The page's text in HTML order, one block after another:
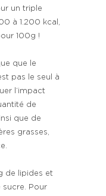
un triple
à 1.200 kcal,
100g !
que le
pas le seul à
l’impact
de
que de
grasses,
de lipides et
Pour